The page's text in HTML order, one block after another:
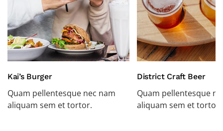
Kai’s Burger
Quam pellentesque nec nam
aliquam sem et tortor.
District Craft Beer
Quam pellentesque
aliquam sem et tortor.